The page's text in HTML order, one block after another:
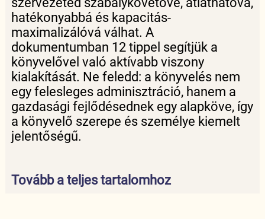
hatékonyabbá és kapacitás-
maximalizálóvá válhat. A
dokumentumban 12 tippel segítjük a
könyvelővel való aktívabb viszony
kialakítását. Ne feledd: a könyvelés nem
egy felesleges adminisztráció, hanem a
gazdasági fejlődésednek egy alapköve, így
a könyvelő szerepe és személye kiemelt
jelentőségű.
Tovább a teljes tartalomhoz